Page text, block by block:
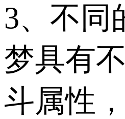
3、不同
梦具有
斗属性